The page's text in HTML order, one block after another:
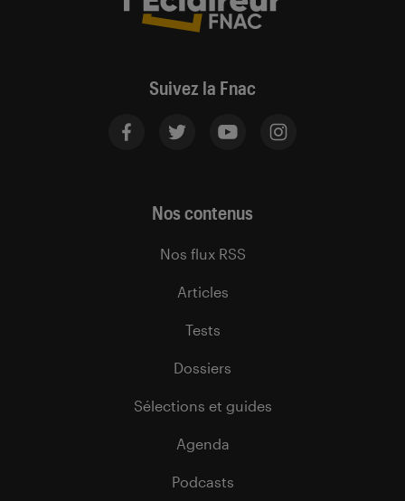
Suivez la Fnac
Nos contenus
Nos flux RSS
Articles
Tests
Dossiers
Sélections et guides
Agenda
Podcasts